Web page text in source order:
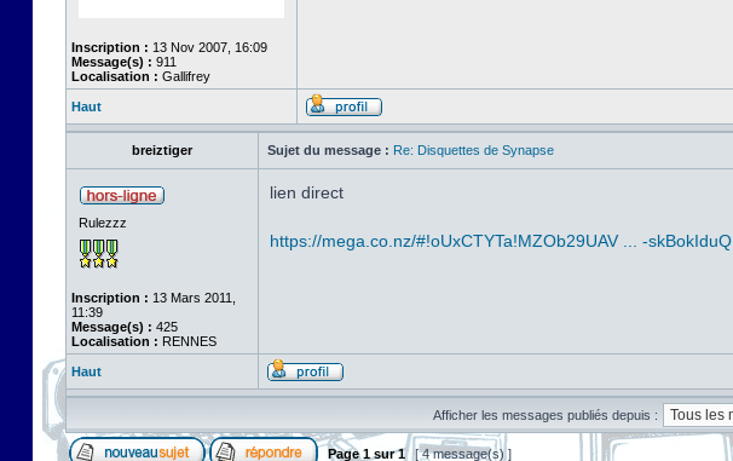
Inscription : 13 Nov 2007, 16:09
Message(s) : 911
Localisation : Gallifrey
Haut
breiztiger Sujet du message : Re: Disquettes de Synapse
Rulezzz
Inscription : 13 Mars 2011,
11:39
Message(s) : 425
Localisation : RENNES
lien direct
https://mega.co.nz/#!oUxCTYTa!MZOb29UAV ... -skBokIduQ
Haut
Afficher les messages publiés depuis :
Page1sur1 [ 4 message(s) ]